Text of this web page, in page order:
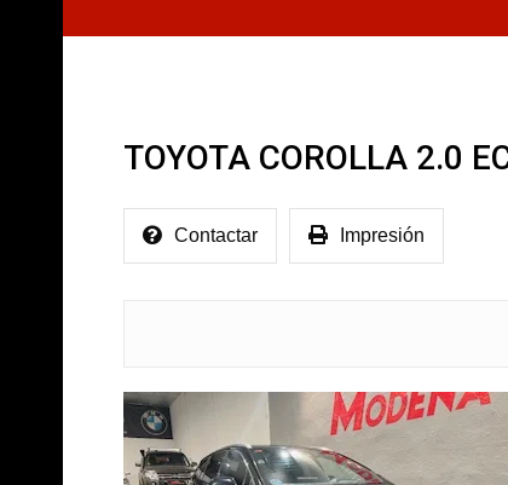
TOYOTA COROLLA 2.0
Contactar Impresión